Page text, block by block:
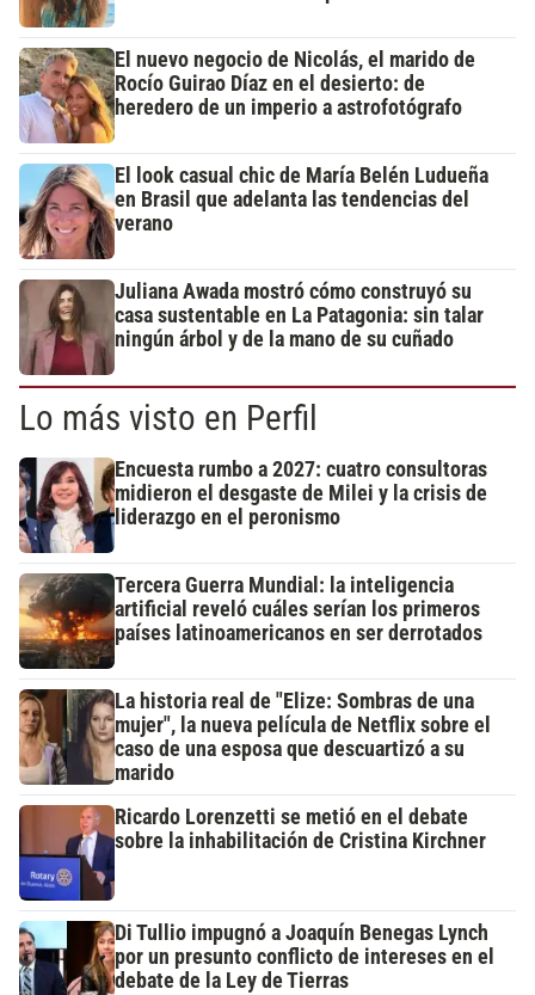
El nuevo negocio de Nicolás, el marido de
Rocío Guirao Díaz en el desierto: de
heredero de un imperio a astrofotógrafo
El look casual chic de María Belén Ludueña
en Brasil que adelanta las tendencias del
verano
Juliana Awada mostró cómo construyó su
casa sustentable en La Patagonia: sin talar
ningún árbol y de la mano de su cuñado
Lo más visto en Perfil
Encuesta rumbo a 2027: cuatro consultoras
midieron el desgaste de Milei y la crisis de
liderazgo en el peronismo
Tercera Guerra Mundial: la inteligencia
artificial reveló cuáles serían los primeros
países latinoamericanos en ser derrotados
La historia real de "Elize: Sombras de una
mujer", la nueva película de Netflix sobre el
caso de una esposa que descuartizó a su
marido
Ricardo Lorenzetti se metió en el debate
sobre la inhabilitación de Cristina Kirchner
Di Tullio impugnó a Joaquín Benegas Lynch
por un presunto conflicto de intereses en el
debate de la Ley de Tierras